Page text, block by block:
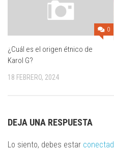
0
¿Cuál es el origen étnico de
Karol G?
18 FEBRERO, 2024
DEJA UNA RESPUESTA
Lo siento, debes estar